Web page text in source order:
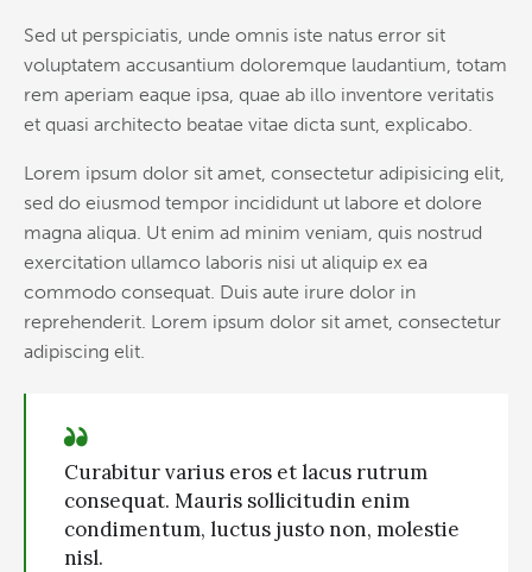
Sed ut perspiciatis, unde omnis iste natus error sit
voluptatem accusantium doloremque laudantium, totam
rem aperiam eaque ipsa, quae ab illo inventore veritatis
et quasi architecto beatae vitae dicta sunt, explicabo.
Lorem ipsum dolor sit amet, consectetur adipisicing elit,
sed do eiusmod tempor incididunt ut labore et dolore
magna aliqua. Ut enim ad minim veniam, quis nostrud
exercitation ullamco laboris nisi ut aliquip ex ea
commodo consequat. Duis aute irure dolor in
reprehenderit. Lorem ipsum dolor sit amet, consectetur
adipiscing elit.
Curabitur varius eros et lacus rutrum
consequat. Mauris sollicitudin enim
condimentum, luctus justo non, molestie
nisl.